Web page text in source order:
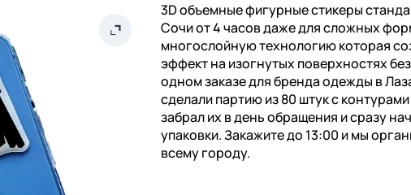
3D объемные фигурные стикеры
Сочи от 4 часов даже для сложных
многослойную технологию которая
эффект на изогнутых поверхностях
одном заказе для бренда одежды в
сделали партию из 80 штук с
забрал их в день обращения и сразу
упаковки. Закажите до 13:00 и мы
всему городу.